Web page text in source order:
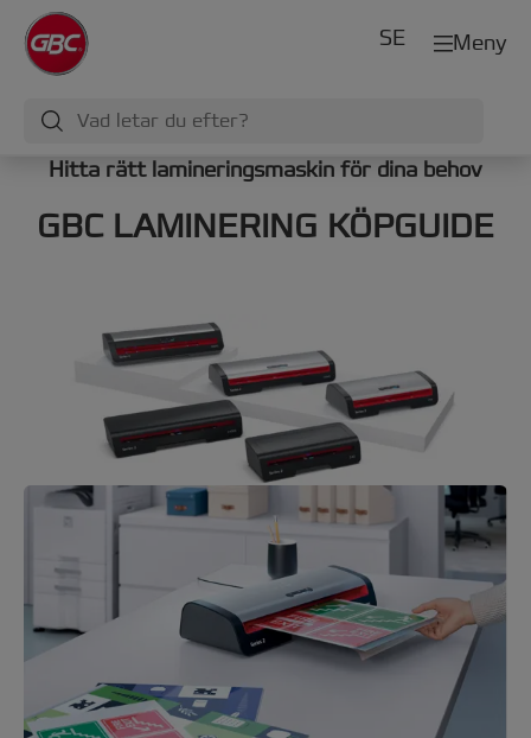
Meny
SE
Hitta rätt lamineringsmaskin för dina behov
GBC LAMINERING KÖPGUIDE